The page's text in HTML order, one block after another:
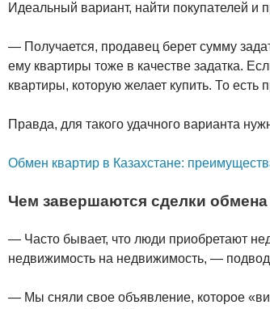
Идеальный вариант, найти покупателей и
— Получается, продавец берет сумму
ему квартиры тоже в качестве задатка.
квартиры, которую желает купить. То есть
Правда, для такого удачного варианта
Обмен квартир в Казахстане:
Чем завершаются сделки обмена
— Часто бывает, что люди приобретают
недвижимость на недвижимость, —
— Мы сняли свое объявление, которое